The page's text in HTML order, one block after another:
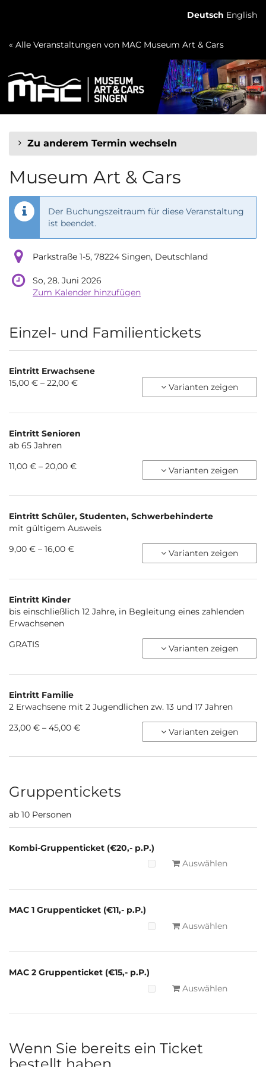
springen
Deutsch English
« Alle Veranstaltungen von MAC Museum Art & Cars
Zu anderem Termin wechseln
Museum Art & Cars
Der Buchungszeitraum für diese Veranstaltung
ist beendet.
Parkstraße 1-5, 78224 Singen, Deutschland
So, 28. Juni 2026
Zum Kalender hinzufügen
Produkte
Einzel- und Familientickets
Eintritt Erwachsene
von
15,00 € – 22,00 € Varianten zeigen
Eintritt Senioren
ab 65 Jahren
von
11,00 € – 20,00 € Varianten zeigen
Eintritt Schüler, Studenten, Schwerbehinderte
mit gültigem Ausweis
von
9,00 € – 16,00 € Varianten zeigen
Eintritt Kinder
bis einschließlich 12 Jahre, in Begleitung eines zahlenden
Erwachsenen
GRATIS
Varianten zeigen
Eintritt Familie
2 Erwachsene mit 2 Jugendlichen zw. 13 und 17 Jahren
von
23,00 € – 45,00 € Varianten zeigen
Gruppentickets
ab 10 Personen
Kombi-Gruppenticket (€20,- p.P.)
Auswählen
MAC 1 Gruppenticket (€11,- p.P.)
Auswählen
MAC 2 Gruppenticket (€15,- p.P.)
Auswählen
Wenn Sie bereits ein Ticket